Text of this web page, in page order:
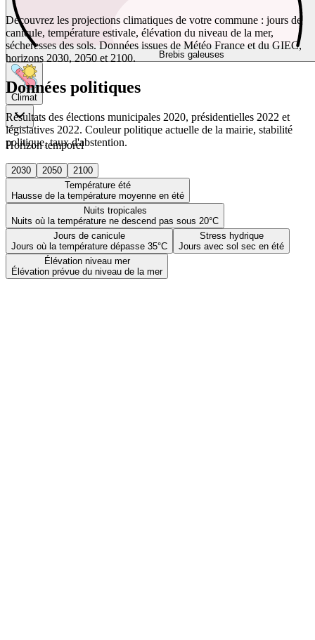
Brebis galeuses
Climat
Horizon temporel
2030 2050
2100
Température été
Hausse de la température moyenne en été
Nuits tropicales
Nuits où la température ne descend pas sous 20°C
Jours de canicule
Jours où la température dépasse 35°C
Stress hydrique
Jours avec sol sec en été
Élévation niveau mer
Élévation prévue du niveau de la mer
Découvrez les projections climatiques de votre commune : jours de
canicule, température estivale, élévation du niveau de la mer,
sécheresses des sols. Données issues de Météo France et du GIEC,
horizons 2030, 2050 et 2100.
Données politiques
Résultats des élections municipales 2020, présidentielles 2022 et
législatives 2022. Couleur politique actuelle de la mairie, stabilité
politique, taux d'abstention.